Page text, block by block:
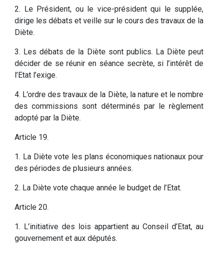
2. Le Président, ou le vice-président qui le supplée,
dirige les débats et veille sur le cours des travaux de la
Diète.
3. Les débats de la Diète sont publics. La Diète peut
décider de se réunir en séance secrète, si l’intérêt de
l’Etat l’exige.
4. L’ordre des travaux de la Diète, la nature et le nombre
des commissions sont déterminés par le règlement
adopté par la Diète.
Article 19.
1. La Diète vote les plans économiques nationaux pour
des périodes de plusieurs années.
2. La Diète vote chaque année le budget de l’Etat.
Article 20.
1. L’initiative des lois appartient au Conseil d’Etat, au
gouvernement et aux députés.